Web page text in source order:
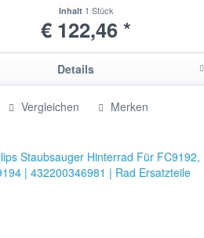
Inhalt 1 Stück
€ 122,46 *
Details
Vergleichen Merken